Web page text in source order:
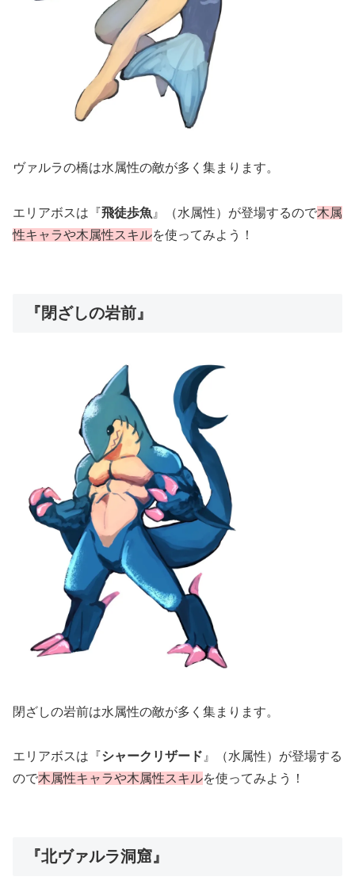
ヴァルラの橋は水属性の敵が多く集まります。
エリアボスは『飛徒歩魚 』（水属性）が登場するので木属
性キャラや木属性スキルを使ってみよう！
『閉ざしの岩前』
閉ざしの岩前は水属性の敵が多く集まります。
エリアボスは『シャークリザード』（水属性）が登場する
ので木属性キャラや木属性スキルを使ってみよう！
『北ヴァルラ洞窟』